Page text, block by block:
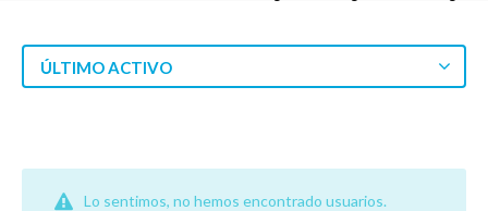
ÚLTIMO ACTIVO
Lo sentimos, no hemos encontrado usuarios.